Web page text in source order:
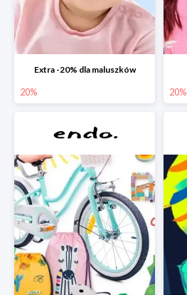
Extra -20% dla maluszków
20% 20%